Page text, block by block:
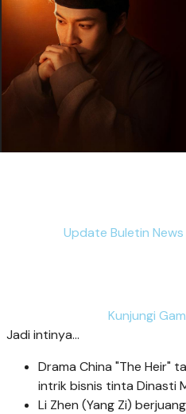
Update Buletin
Kunjungi
Jadi intinya...
Drama China "The Heir"
intrik bisnis tinta Dinasti
Li Zhen (Yang Zi)